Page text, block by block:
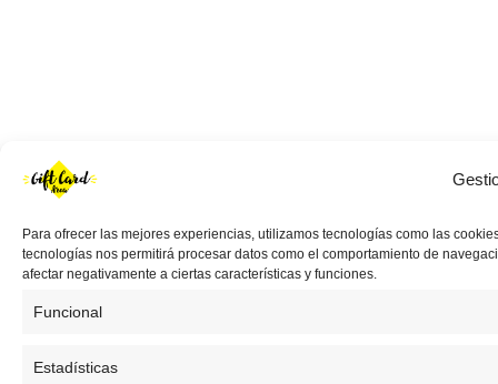
Para ofrecer las mejores experiencias, utilizamos tecnologías como las
tecnologías nos permitirá procesar datos como el comportamiento de
afectar negativamente a ciertas características y funciones.
Funcional
Estadísticas